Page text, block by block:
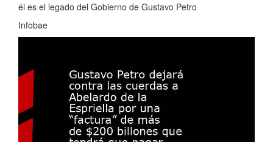
él es el legado del Gobierno de Gustavo Petro
Infobae